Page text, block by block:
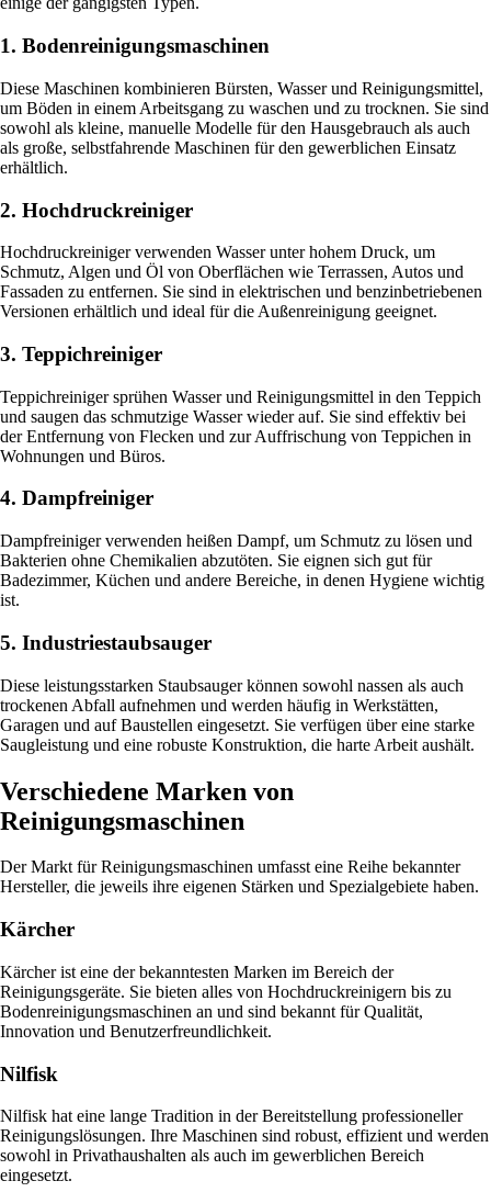
1. Bodenreinigungsmaschinen
Diese Maschinen kombinieren Bürsten, Wasser und Reinigungsmittel,
um Böden in einem Arbeitsgang zu waschen und zu trocknen. Sie sind
sowohl als kleine, manuelle Modelle für den Hausgebrauch als auch
als große, selbstfahrende Maschinen für den gewerblichen Einsatz
erhältlich.
2. Hochdruckreiniger
Hochdruckreiniger verwenden Wasser unter hohem Druck, um
Schmutz, Algen und Öl von Oberflächen wie Terrassen, Autos und
Fassaden zu entfernen. Sie sind in elektrischen und benzinbetriebenen
Versionen erhältlich und ideal für die Außenreinigung geeignet.
3. Teppichreiniger
Teppichreiniger sprühen Wasser und Reinigungsmittel in den Teppich
und saugen das schmutzige Wasser wieder auf. Sie sind effektiv bei
der Entfernung von Flecken und zur Auffrischung von Teppichen in
Wohnungen und Büros.
4. Dampfreiniger
Dampfreiniger verwenden heißen Dampf, um Schmutz zu lösen und
Bakterien ohne Chemikalien abzutöten. Sie eignen sich gut für
Badezimmer, Küchen und andere Bereiche, in denen Hygiene wichtig
ist.
5. Industriestaubsauger
Diese leistungsstarken Staubsauger können sowohl nassen als auch
trockenen Abfall aufnehmen und werden häufig in Werkstätten,
Garagen und auf Baustellen eingesetzt. Sie verfügen über eine starke
Saugleistung und eine robuste Konstruktion, die harte Arbeit aushält.
Verschiedene Marken von
Reinigungsmaschinen
Der Markt für Reinigungsmaschinen umfasst eine Reihe bekannter
Hersteller, die jeweils ihre eigenen Stärken und Spezialgebiete haben.
Kärcher
Kärcher ist eine der bekanntesten Marken im Bereich der
Reinigungsgeräte. Sie bieten alles von Hochdruckreinigern bis zu
Bodenreinigungsmaschinen an und sind bekannt für Qualität,
Innovation und Benutzerfreundlichkeit.
Nilfisk
Nilfisk hat eine lange Tradition in der Bereitstellung professioneller
Reinigungslösungen. Ihre Maschinen sind robust, effizient und werden
sowohl in Privathaushalten als auch im gewerblichen Bereich
eingesetzt.